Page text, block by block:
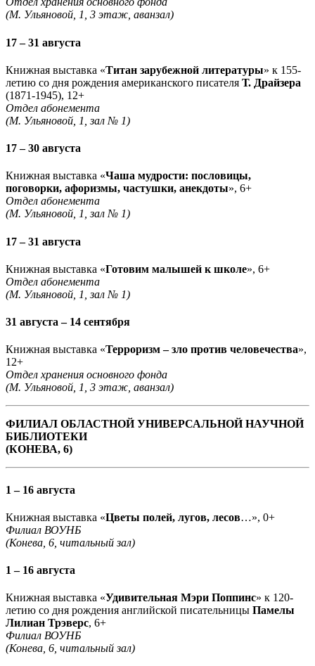
(М. Ульяновой, 1, 3 этаж, аванзал)
17 – 31 августа
Книжная выставка «Титан зарубежной литературы» к 155-
летию со дня рождения американского писателя Т. Драйзера
(1871-1945), 12+
Отдел абонемента
(М. Ульяновой, 1, зал № 1)
17 – 30 августа
Книжная выставка «Чаша мудрости: пословицы,
поговорки, афоризмы, частушки, анекдоты», 6+
Отдел абонемента
(М. Ульяновой, 1, зал № 1)
17 – 31 августа
Книжная выставка «Готовим малышей к школе», 6+
Отдел абонемента
(М. Ульяновой, 1, зал № 1)
31 августа – 14 сентября
Книжная выставка «Терроризм – зло против человечества»,
12+
Отдел хранения основного фонда
(М. Ульяновой, 1, 3 этаж, аванзал)
ФИЛИАЛ ОБЛАСТНОЙ УНИВЕРСАЛЬНОЙ НАУЧНОЙ
БИБЛИОТЕКИ
(КОНЕВА, 6)
1 – 16 августа
Книжная выставка «Цветы полей, лугов, лесов…», 0+
Филиал ВОУНБ
(Конева, 6, читальный зал)
1 – 16 августа
Книжная выставка «Удивительная Мэри Поппинс» к 120-
летию со дня рождения английской писательницы Памелы
Лилиан Трэверс, 6+
Филиал ВОУНБ
(Конева, 6, читальный зал)